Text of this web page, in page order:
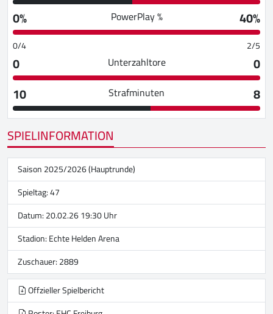
0%
PowerPlay % 40%
0/4 2/5
0 Unterzahltore
0
10
Strafminuten
8
SPIELINFORMATION
Saison 2025/2026 (Hauptrunde)
Spieltag: 47
Datum: 20.02.26 19:30 Uhr
Stadion:Echte Helden Arena
Zuschauer: 2889
Offzieller Spielbericht